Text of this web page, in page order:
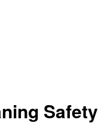
Safety